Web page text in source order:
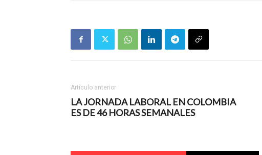
Artículo anterior
LA JORNADA LABORAL EN COLOMBIA
ES DE 46 HORAS SEMANALES